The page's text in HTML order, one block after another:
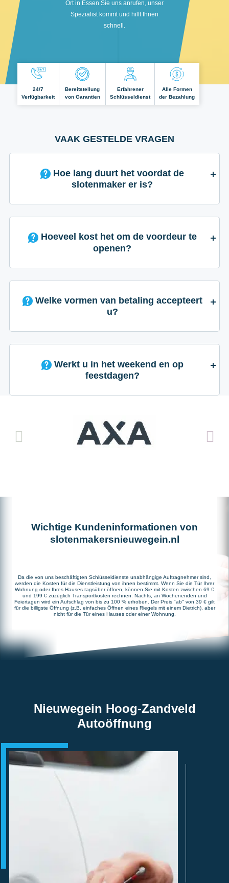
Ort in Essen Sie uns anrufen, unser
Spezialist kommt und hilft Ihnen
schnell.
24/7
Verfügbarkeit
Bereitstellung
von Garantien
Erfahrener
Schlüsseldienst
Alle Formen
der Bezahlung
VAAK GESTELDE VRAGEN
slotenmaker er is?
Hoeveel kost het om de voordeur te
openen?
Welke vormen van betaling accepteert
u?
Werkt u in het weekend en op
feestdagen?
Wichtige Kundeninformationen von
slotenmakersnieuwegein.nl
Da die von uns beschäftigten Schlüsseldienste unabhängige Auftragnehmer sind,
werden die Kosten für die Dienstleistung von ihnen bestimmt. Wenn Sie die Tür Ihrer
Wohnung oder Ihres Hauses tagsüber öffnen, können Sie mit Kosten zwischen 69 €
und 199 € zuzüglich Transportkosten rechnen. Nachts, an Wochenenden und
Feiertagen wird ein Aufschlag von bis zu 100 % erhoben. Der Preis "ab" von 39 € gilt
für die billigste Öffnung (z.B. einfaches Öffnen eines Riegels mit einem Dietrich), aber
nicht für die Tür eines Hauses oder einer Wohnung.
Nieuwegein Hoog-Zandveld
Autoöffnung